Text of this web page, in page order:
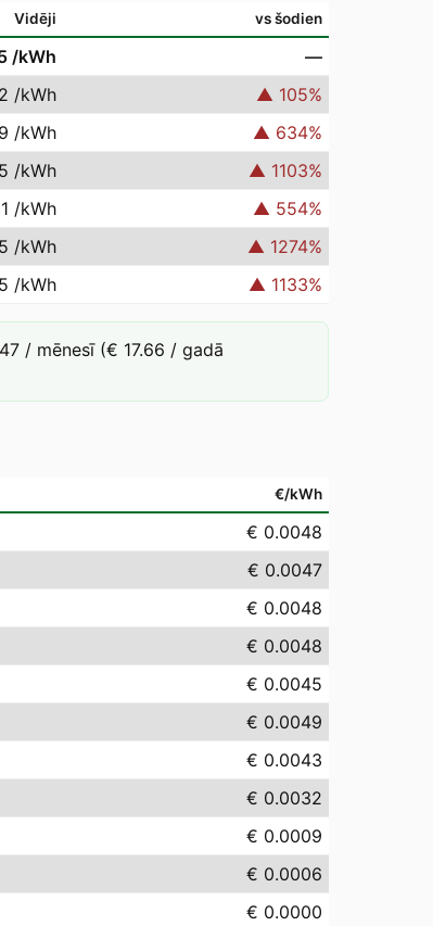
Vidēji vs šodien
/kWh
—
/kWh ▲ 105%
/kWh ▲ 634%
/kWh ▲ 1103%
/kWh ▲ 554%
/kWh ▲ 1274%
/kWh ▲ 1133%
/ mēnesī (€ 17.66 / gadā
€/kWh
€ 0.0048
€ 0.0047
€ 0.0048
€ 0.0048
€ 0.0045
€ 0.0049
€ 0.0043
€ 0.0032
€ 0.0009
€ 0.0006
€ 0.0000